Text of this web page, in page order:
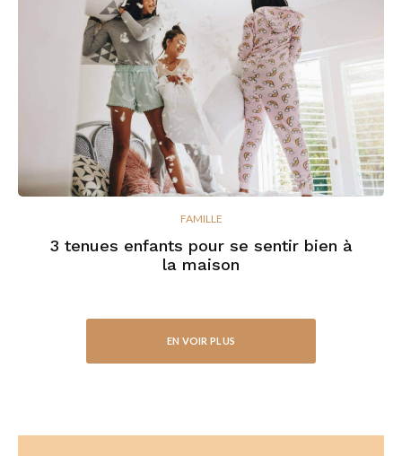
FAMILLE
3 tenues enfants pour se sentir bien à
la maison
EN VOIR PLUS